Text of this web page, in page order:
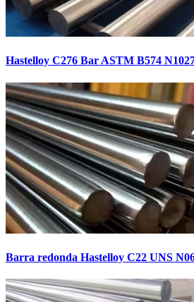
Hastelloy C276 Bar ASTM B574
Barra redonda Hastelloy C22 UNS